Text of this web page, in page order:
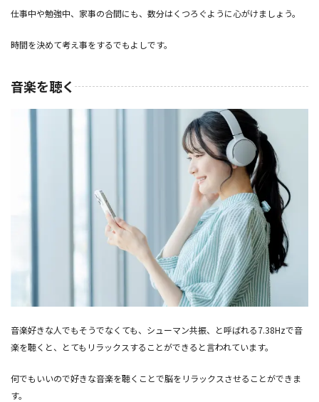
仕事中や勉強中、家事の合間にも、数分はくつろぐように心がけましょう。
時間を決めて考え事をするでもよしです。
音楽を聴く
音楽好きな人でもそうでなくても、シューマン共振、と呼ばれる7.38Hzで音
楽を聴くと、とてもリラックスすることができると言われています。
何でもいいので好きな音楽を聴くことで脳をリラックスさせることができま
す。